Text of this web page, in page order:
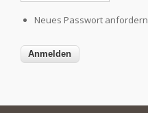
Neues Passwort anfordern